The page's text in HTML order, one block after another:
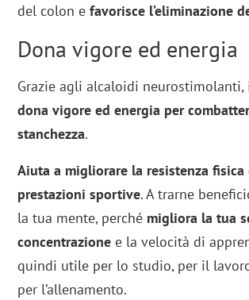
del colon efavorisce l’eliminazione
Dona vigore ed energia
Grazie agli alcaloidi neurostimolanti,
dona vigore ed energia per
stanchezza.
Aiuta a migliorare la resistenza fisica
prestazioni sportive. A trarne
la tua mente, perché migliora la tua
concentrazione e la velocità di
quindi utile per lo studio, per il
per l’allenamento.